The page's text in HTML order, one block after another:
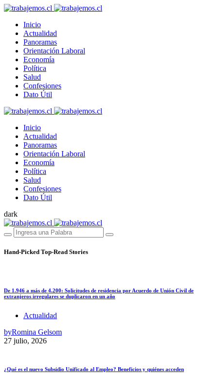
Inicio
Actualidad
Panoramas
Orientación Laboral
Economía
Política
Salud
Confesiones
Dato Útil
Inicio
Actualidad
Panoramas
Orientación Laboral
Economía
Política
Salud
Confesiones
Dato Útil
dark
Hand-Picked Top-Read Stories
De 1.946 a más de 4.200: Solicitudes de residencia por Acuerdo de Unión Civil de
extranjeros irregulares se duplicaron en un año
Actualidad
byRomina Gelsom
27 julio, 2026
¿Qué es el nuevo Subsidio Unificado al Empleo? Beneficios y quiénes acceden